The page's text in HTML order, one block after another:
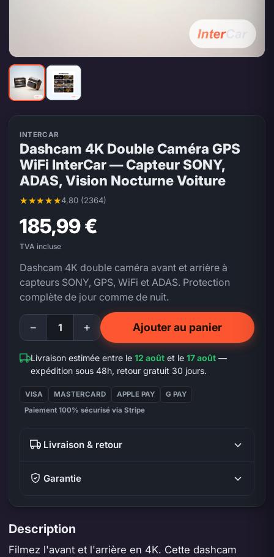
INTERCAR
Dashcam 4K Double Caméra GPS
WiFi InterCar — Capteur SONY,
ADAS, Vision Nocturne Voiture
4,80 (2364)
Note moyenne 4,80 sur 5, 2364 évaluations
185,99 €
TVA incluse
Dashcam 4K double caméra avant et arrière à
capteurs SONY, GPS, WiFi et ADAS. Protection
complète de jour comme de nuit.
− + Ajouter au panier
Livraison estimée entre le12 août et le17 août —
expédition sous 48h, retour gratuit 30 jours.
VISA MASTERCARD APPLE PAY
G PAY
Paiement 100% sécurisé via Stripe
Livraison & retour
Garantie
Description
Filmez l'avant et l'arrière en 4K. Cette dashcam